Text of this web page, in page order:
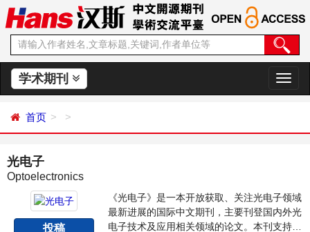
学术期刊
切
换
首页
光电子
Optoelectronics
投稿
《光电子》是一本开放获取、关注光电子领域
最新进展的国际中文期刊，主要刊登国内外光
电子技术及应用相关领域的论文。本刊支持思